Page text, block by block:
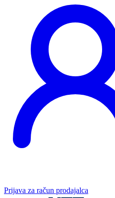
Prijava za račun prodajalca